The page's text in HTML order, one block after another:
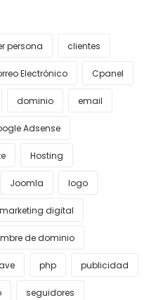
persona clientes
Electrónico Cpanel
dominio email
Adsense
Hosting
Joomla logo
marketing digital
de dominio
php publicidad
seguidores